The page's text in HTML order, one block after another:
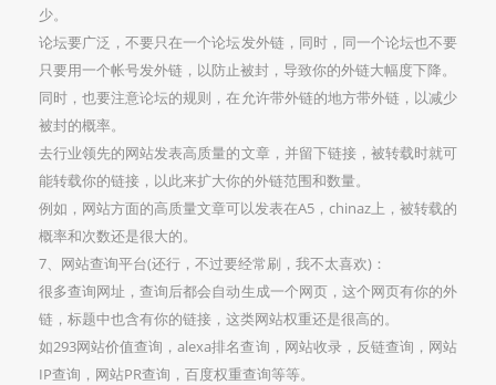
少。
论坛要广泛，不要只在一个论坛发外链，同时，同一个论坛也不要
只要用一个帐号发外链，以防止被封，导致你的外链大幅度下降。
同时，也要注意论坛的规则，在允许带外链的地方带外链，以减少
被封的概率。
去行业领先的网站发表高质量的文章，并留下链接，被转载时就可
能转载你的链接，以此来扩大你的外链范围和数量。
例如，网站方面的高质量文章可以发表在A5，chinaz上，被转载的
概率和次数还是很大的。
7、网站查询平台(还行，不过要经常刷，我不太喜欢)：
很多查询网址，查询后都会自动生成一个网页，这个网页有你的外
链，标题中也含有你的链接，这类网站权重还是很高的。
如293网站价值查询，alexa排名查询，网站收录，反链查询，网站
IP查询，网站PR查询，百度权重查询等等。